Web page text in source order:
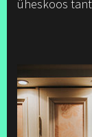
üheskoos